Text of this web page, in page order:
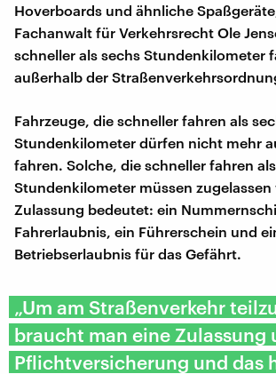
Hoverboards und ähnliche
Fachanwalt für Verkehrsrecht Ole
schneller als sechs Stundenkilometer
außerhalb der
Fahrzeuge, die schneller fahren als
Stundenkilometer dürfen nicht mehr
fahren. Solche, die schneller fahren
Stundenkilometer müssen zugelassen
Zulassung bedeutet: ein
Fahrerlaubnis, ein Führerschein und
Betriebserlaubnis für das Gefährt.
„Um am Straßenverkehr
braucht man eine Zulassung
Pflichtversicherung und das